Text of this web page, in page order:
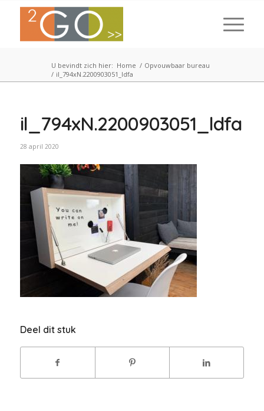
U bevindt zich hier: Home / Opvouwbaar bureau
/ il_794xN.2200903051_ldfa
il_794xN.2200903051_ldfa
28 april 2020
Deel dit stuk